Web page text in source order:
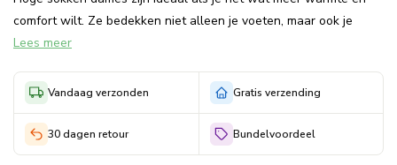
Alleen
deze
maand
comfort wilt. Ze bedekken niet alleen je voeten, maar ook je
kuiten. Fijn op koude dagen, tijdens een wandeling of gewoon
die prettig zitten, mooi blijven en makkelijk te combineren zijn.
Lees meer
Vandaag verzonden Gratis verzending
30 dagen retour Bundelvoordeel